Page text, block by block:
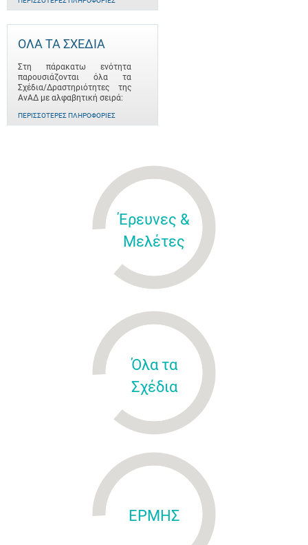
ΟΛΑ ΤΑ ΣΧΕΔΙΑ
Στη πάρακατω ενότητα
παρουσιάζονται όλα τα
Σχέδια/Δραστηριότητες της
ΑνΑΔ με αλφαβητική σειρά:
ΠΕΡΙΣΣΌΤΕΡΕΣ ΠΛΗΡΟΦΟΡΊΕΣ
Έρευνες &
Μελέτες
Όλα τα
Σχέδια
ΕΡΜΗΣ